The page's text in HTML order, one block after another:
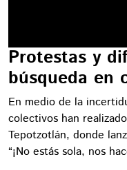
Protestas y
búsqueda en
En medio de la
colectivos han
Tepotzotlán, donde
“¡No estás sola, nos